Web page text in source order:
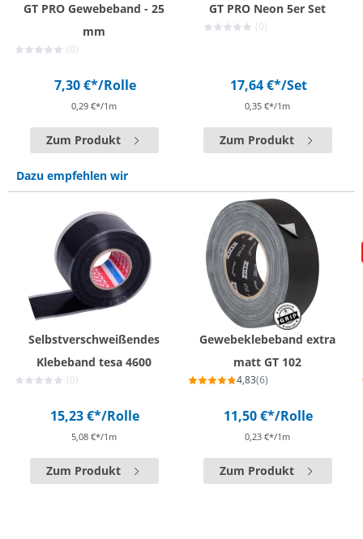
GT PRO Gewebeband - 25
mm
(0)
7,30 €*/Rolle
0,29 €*/1m
Zum Produkt
GT PRO Neon 5er Set
(0)
17,64 €*/Set
0,35 €*/1m
Zum Produkt
Dazu empfehlen wir
Selbstverschweißendes
Klebeband tesa 4600
(0)
15,23 €*/Rolle
5,08 €*/1m
Zum Produkt
Gewebeklebeband extra
matt GT 102
4,83(6)
11,50 €*/Rolle
0,23 €*/1m
Zum Produkt